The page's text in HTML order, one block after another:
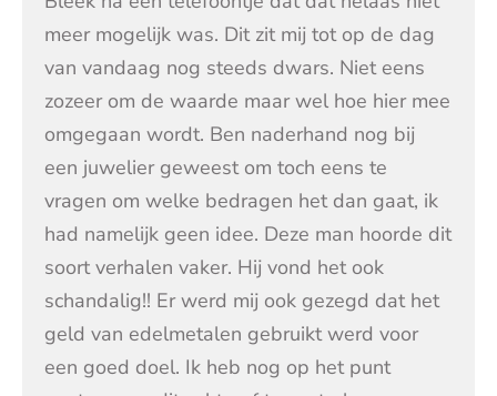
meer mogelijk was. Dit zit mij tot op de dag
van vandaag nog steeds dwars. Niet eens
zozeer om de waarde maar wel hoe hier mee
omgegaan wordt. Ben naderhand nog bij
een juwelier geweest om toch eens te
vragen om welke bedragen het dan gaat, ik
had namelijk geen idee. Deze man hoorde dit
soort verhalen vaker. Hij vond het ook
schandalig!! Er werd mij ook gezegd dat het
geld van edelmetalen gebruikt werd voor
een goed doel. Ik heb nog op het punt